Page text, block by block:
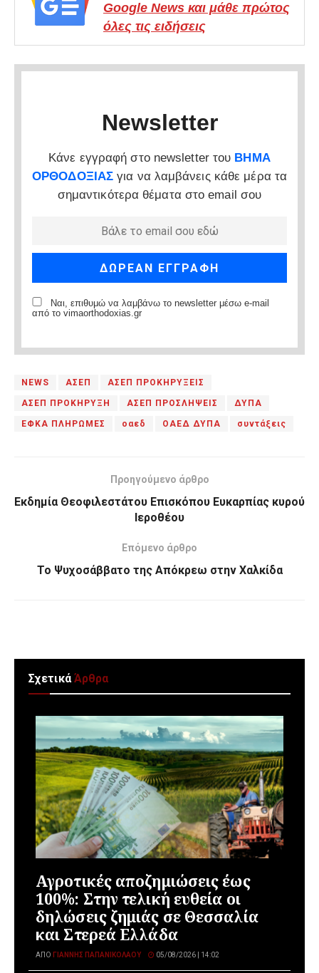
Google News και μάθε πρώτος
όλες τις ειδήσεις
Newsletter
Κάνε εγγραφή στο newsletter του ΒΗΜΑ
ΟΡΘΟΔΟΞΙΑΣ για να λαμβάνεις κάθε μέρα τα
σημαντικότερα θέματα στο email σου
Ναι, επιθυμώ να λαμβάνω το newsletter μέσω e-mail
από το vimaorthodoxias.gr
NEWS ΑΣΕΠ ΑΣΕΠ ΠΡΟΚΗΡΥΞΕΙΣ
ΑΣΕΠ ΠΡΟΚΗΡΥΞΗ ΑΣΕΠ ΠΡΟΣΛΗΨΕΙΣ ΔΥΠΑ
ΕΦΚΑ ΠΛΗΡΩΜΕΣ οαεδ ΟΑΕΔ ΔΥΠΑ συντάξεις
Προηγούμενο άρθρο
Εκδημία Θεοφιλεστάτου Επισκόπου Ευκαρπίας κυρού
Ιεροθέου
Επόμενο άρθρο
Το Ψυχοσάββατο της Απόκρεω στην Χαλκίδα
ΣχετικάΆρθρα
Αγροτικές αποζημιώσεις έως
100%: Στην τελική ευθεία οι
δηλώσεις ζημιάς σε Θεσσαλία
και Στερεά Ελλάδα
ΑΠΌ ΓΙΆΝΝΗΣ ΠΑΠΑΝΙΚΟΛΆΟΥ 05/08/2026 | 14:02